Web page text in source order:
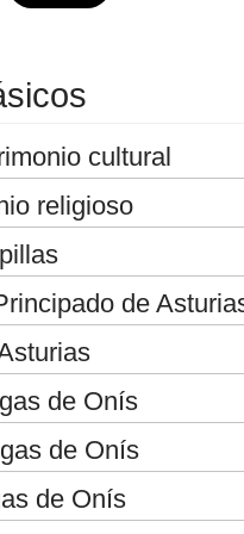
cultural
religioso
de
de Onís
de Onís
de Onís